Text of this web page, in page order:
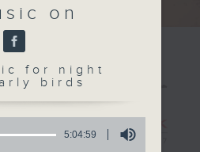
on
for night
birds
5:04:59